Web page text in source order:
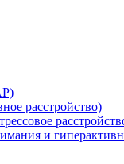
расстройство)
и